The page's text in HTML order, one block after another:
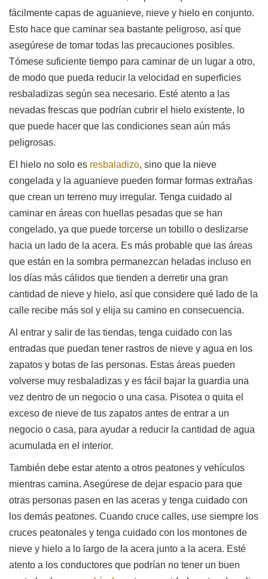
fácilmente capas de aguanieve, nieve y hielo en conjunto.
Esto hace que caminar sea bastante peligroso, así que
asegúrese de tomar todas las precauciones posibles.
Tómese suficiente tiempo para caminar de un lugar a otro,
de modo que pueda reducir la velocidad en superficies
resbaladizas según sea necesario. Esté atento a las
nevadas frescas que podrían cubrir el hielo existente, lo
que puede hacer que las condiciones sean aún más
peligrosas.
El hielo no solo es resbaladizo, sino que la nieve
congelada y la aguanieve pueden formar formas extrañas
que crean un terreno muy irregular. Tenga cuidado al
caminar en áreas con huellas pesadas que se han
congelado, ya que puede torcerse un tobillo o deslizarse
hacia un lado de la acera. Es más probable que las áreas
que están en la sombra permanezcan heladas incluso en
los días más cálidos que tienden a derretir una gran
cantidad de nieve y hielo, así que considere qué lado de la
calle recibe más sol y elija su camino en consecuencia.
Al entrar y salir de las tiendas, tenga cuidado con las
entradas que puedan tener rastros de nieve y agua en los
zapatos y botas de las personas. Estas áreas pueden
volverse muy resbaladizas y es fácil bajar la guardia una
vez dentro de un negocio o una casa. Pisotea o quita el
exceso de nieve de tus zapatos antes de entrar a un
negocio o casa, para ayudar a reducir la cantidad de agua
acumulada en el interior.
También debe estar atento a otros peatones y vehículos
mientras camina. Asegúrese de dejar espacio para que
otras personas pasen en las aceras y tenga cuidado con
los demás peatones. Cuando cruce calles, use siempre los
cruces peatonales y tenga cuidado con los montones de
nieve y hielo a lo largo de la acera junto a la acera. Esté
atento a los conductores que podrían no tener un buen